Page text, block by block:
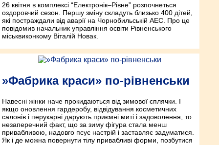
26 квітня в комплексі “Електронік–Рівне” розпочнеться
оздоровчий сезон. Першу зміну складуть близько 400 дітей,
які постраждали від аварії на Чорнобильській АЕС. Про це
повідомив начальник управління освіти Рівненського
міськвиконкому Віталій Новак.
»Фабрика краси» по-рівненськи
Навесні жінки наче прокидаються від зимової сплячки. І
якщо оновлення гардеробу, відвідування косметичних
салонів і перукарні дарують приємні миті і задоволення, то
незаперечний факт, що за зиму фігура стала менш
привабливою, надовго псує настрій і заставляє задуматися.
Як і де можна повернути тілу привабливі форми, позбутися